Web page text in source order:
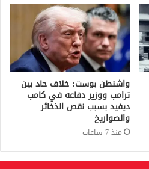
واشنطن بوست: خلاف حاد بين
ترامب ووزير دفاعه في كامب
ديفيد بسبب نقص الذخائر
والصواريخ
منذ 7 ساعات